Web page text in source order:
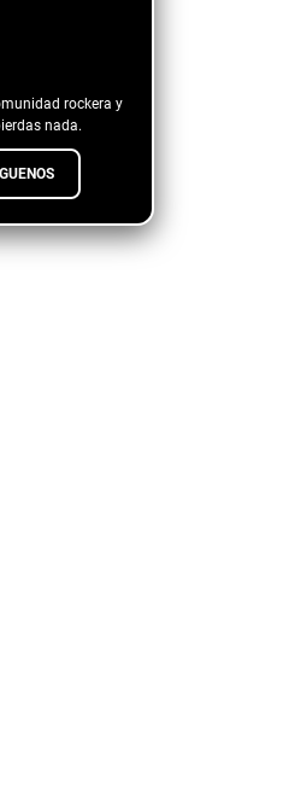
rockera y
nada.